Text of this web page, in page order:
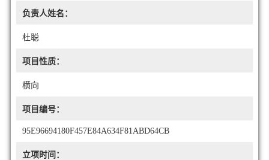
负责人姓名：
杜聪
项目性质：
横向
项目编号：
95E96694180F457E84A634F81ABD64CB
立项时间：